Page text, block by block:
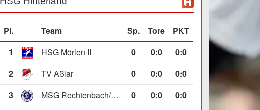
Pl. Team Sp. Tore
PKT
1
HSG Mörlen II 0 0:0
0:0
2
TV Aßlar 0 0:0
0:0
3
MSG Rechtenbach/Wetzlar II 0 0:0
0:0